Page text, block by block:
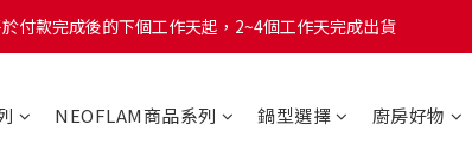
付款完成後的下個工作天起，2~4個工作天完成出貨
付款完成後的下個工作天起，2~4個工作天完成出貨
於付款完成後的下個工作天起，2~4個工作天完成出貨
NEOFLAM商品系列 鍋型選擇 廚房好物